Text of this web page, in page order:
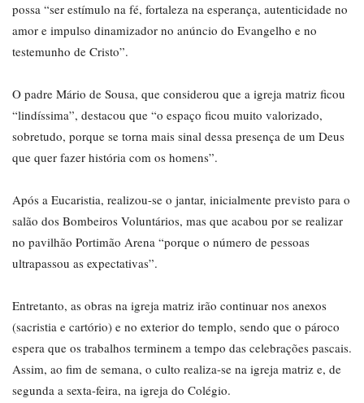
possa “ser estímulo na fé, fortaleza na esperança, autenticidade no
amor e impulso dinamizador no anúncio do Evangelho e no
testemunho de Cristo”.
O padre Mário de Sousa, que considerou que a igreja matriz ficou
“lindíssima”, destacou que “o espaço ficou muito valorizado,
sobretudo, porque se torna mais sinal dessa presença de um Deus
que quer fazer história com os homens”.
Após a Eucaristia, realizou-se o jantar, inicialmente previsto para o
salão dos Bombeiros Voluntários, mas que acabou por se realizar
no pavilhão Portimão Arena “porque o número de pessoas
ultrapassou as expectativas”.
Entretanto, as obras na igreja matriz irão continuar nos anexos
(sacristia e cartório) e no exterior do templo, sendo que o pároco
espera que os trabalhos terminem a tempo das celebrações pascais.
Assim, ao fim de semana, o culto realiza-se na igreja matriz e, de
segunda a sexta-feira, na igreja do Colégio.